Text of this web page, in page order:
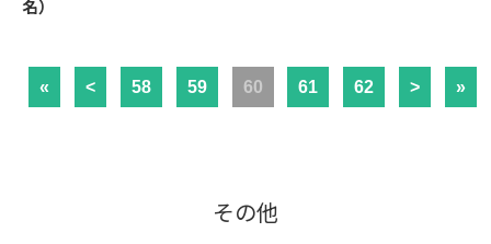
名）
« < 58 59 60 61 62 > »
その他